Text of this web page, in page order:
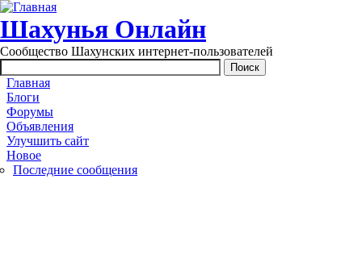
Перейти к основному содержанию
Шахунья Онлайн
Сообщество Шахунских интернет-пользователей
Main menu
Главная
Блоги
Форумы
Объявления
Улучшить сайт
Новое
Последние сообщения